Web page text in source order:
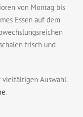
von Montag bis
Essen auf dem
frisch und
vielfältigen Auswahl.
.